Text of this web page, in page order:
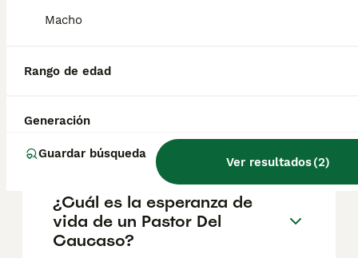
Macho
Rango de edad
Generación
Guardar búsqueda
Ver resultados(2)
¿Cómo es el carácter de
desventajas de la raza
Pastor Del Caucaso?
¿Cuál es la esperanza de
vida de un Pastor Del
Caucaso?